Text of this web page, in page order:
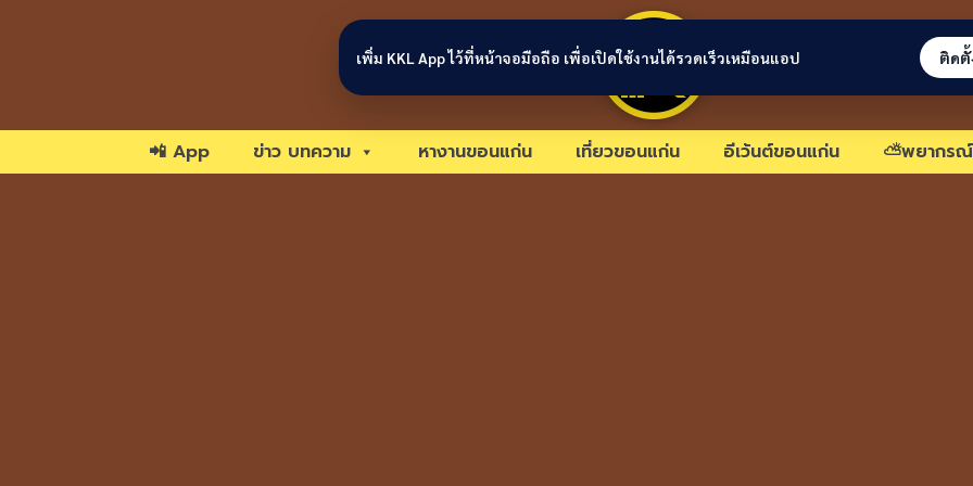
ขอนแก่นลิงก์
📲 App ข่าว บทความ หางานขอนแก่น เที่ยวขอนแก่น อีเว้นต์ขอนแก่น ⛅พยากร
เพิ่ม KKL App ไว้ที่หน้าจอมือถือ เพื่อเปิดใช้งานได้รวดเร็วเหมือนแอป ติดตั้